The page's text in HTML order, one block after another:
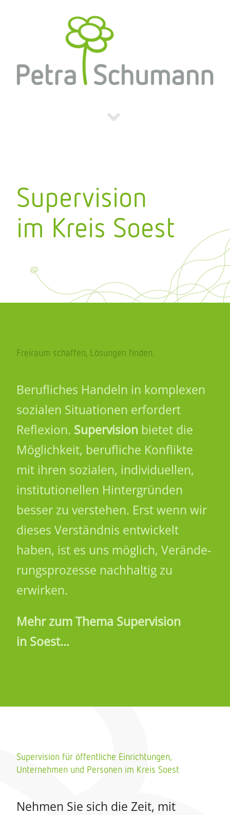
Supervision
im Kreis Soest
Freiraum schaffen, Lösungen finden.
Beruf­li­ches Handeln in komple­xen
sozia­len Situa­tio­nen erfor­dert
Refle­xion. Supervision bietet die
Möglich­keit, beruf­li­che Konflikte
mit ihren sozia­len, indi­vi­du­el­len,
insti­tu­tio­nel­len Hinter­grün­den
besser zu verste­hen. Erst wenn wir
dieses Verständ­nis entwi­ckelt
haben, ist es uns möglich, Verän­de­
rungs­pro­zesse nach­hal­tig zu
erwirken.
Mehr zum Thema Supervision
in Soest…
Supervision für öffentliche Einrichtungen,
Unternehmen und Personen im Kreis Soest
Nehmen Sie sich die Zeit, mit